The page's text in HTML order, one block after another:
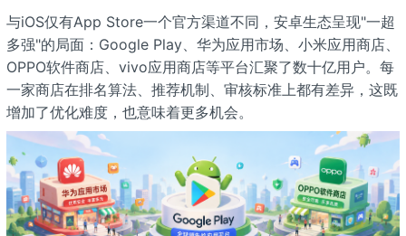
与iOS仅有App Store一个官方渠道不同，安卓生态呈现"一超
多强"的局面：Google Play、华为应用市场、小米应用商店、
OPPO软件商店、vivo应用商店等平台汇聚了数十亿用户。每
一家商店在排名算法、推荐机制、审核标准上都有差异，这既
增加了优化难度，也意味着更多机会。